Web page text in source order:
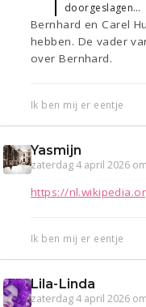
doorgeslagen…
Bernhard en Carel
hebben. De vader
over Bernhard.
Ik ben mij er eentje
Yasmijn
zaterdag 4 april 2026
https://
Ik ben mij er eentje
Lila-Linda
zaterdag 4 april 2026